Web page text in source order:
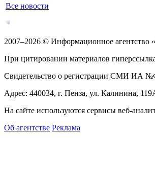
Все новости
2007–2026 © Информационное агентство
При цитировании материалов
Свидетельство о регистрации СМИ ИА
Адрес: 440034, г. Пенза, ул. Калинина,
На сайте используются сервисы веб-
Об агентстве Реклама